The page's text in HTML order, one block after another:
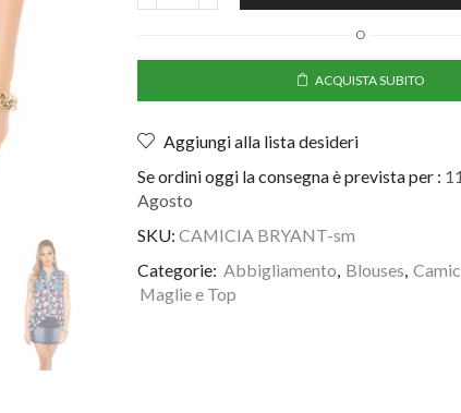
O
ACQUISTA SUBITO
Aggiungi alla lista desideri
Se ordini oggi la consegna è prevista per :
Agosto
SKU: CAMICIA BRYANT-sm
Categorie: Abbigliamento Blouses
Maglie e Top